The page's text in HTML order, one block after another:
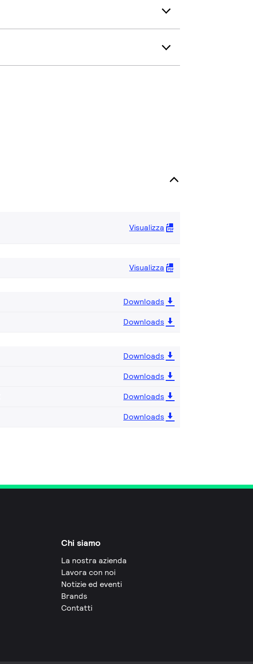
Visualizza
Visualizza
Downloads
Downloads
Downloads
Downloads
Downloads
Downloads
Chi siamo
La nostra azienda
Lavora con noi
Notizie ed eventi
Brands
Contatti